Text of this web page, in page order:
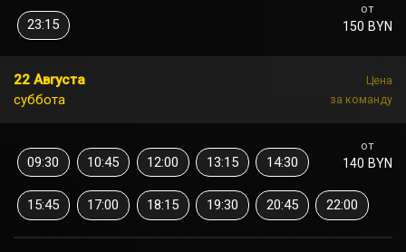
от
150 BYN
23:15
22 Августа
суббота
Цена
за команду
от
140 BYN
09:30 10:45 12:00 13:15 14:30
15:45 17:00 18:15 19:30 20:45 22:00